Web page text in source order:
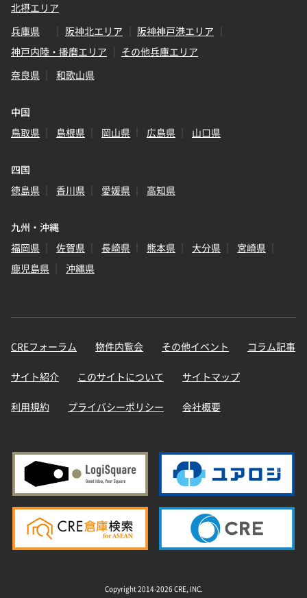
北摂エリア
兵庫県
阪神北エリア
阪神神戸港エリア
神戸内陸・播磨エリア
その他兵庫エリア
奈良県
和歌山県
中国
鳥取県
島根県 岡山県 広島県 山口県
四国
徳島県
香川県 愛媛県 高知県
九州・沖縄
福岡県
佐賀県 長崎県 熊本県 大分県
宮崎県
鹿児島県
沖縄県
CREフォーラム 物件内覧会 その他イベント コラム記事
サイト紹介 このサイトについて サイトマップ
利用規約 プライバシーポリシー 会社概要
Copyright 2014-2026 CRE, INC.